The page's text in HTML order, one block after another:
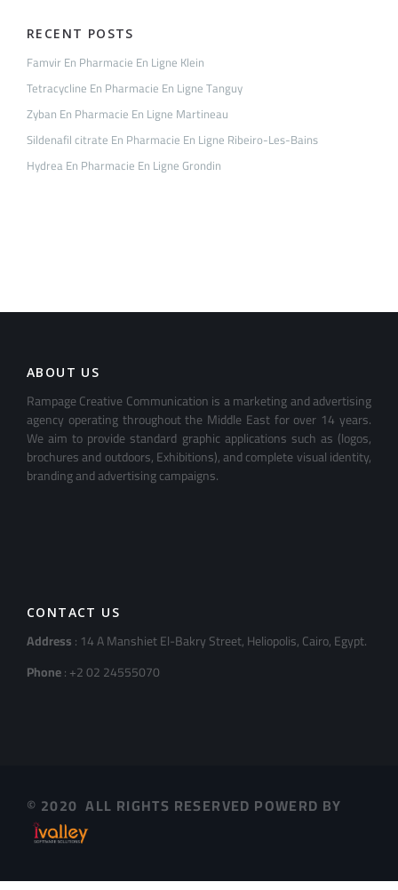
RECENT POSTS
Famvir En Pharmacie En Ligne Klein
Tetracycline En Pharmacie En Ligne Tanguy
Zyban En Pharmacie En Ligne Martineau
Sildenafil citrate En Pharmacie En Ligne Ribeiro-Les-Bains
Hydrea En Pharmacie En Ligne Grondin
ABOUT US
Rampage Creative Communication is a marketing and advertising
agency operating throughout the Middle East for over 14 years.
We aim to provide standard graphic applications such as (logos,
brochures and outdoors, Exhibitions), and complete visual identity,
branding and advertising campaigns.
CONTACT US
Address: 14 A Manshiet El-Bakry Street, Heliopolis, Cairo, Egypt.
Phone: +2 02 24555070
© 2020 ALL RIGHTS RESERVED POWERD BY